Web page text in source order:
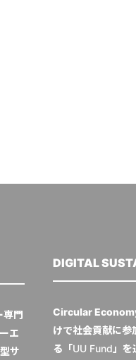
門
エ
サ
DIGITAL
Circular
けで社会貢献に参
る「UU Fund」を